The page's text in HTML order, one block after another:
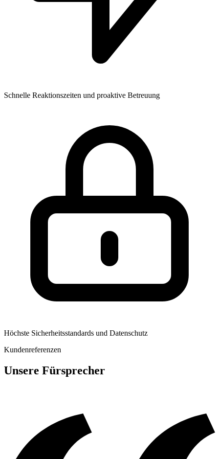
Schnelle Reaktionszeiten und proaktive Betreuung
Höchste Sicherheitsstandards und Datenschutz
Kundenreferenzen
Unsere Fürsprecher